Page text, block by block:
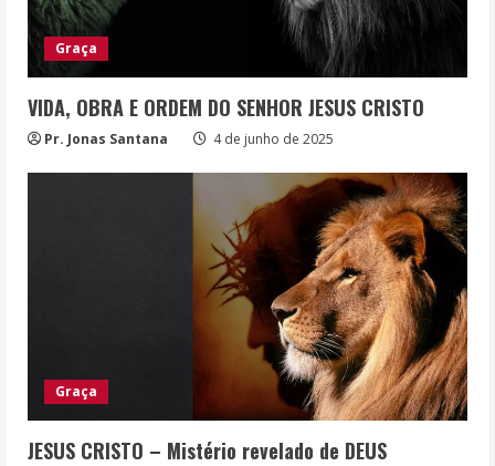
Graça
VIDA, OBRA E ORDEM DO SENHOR JESUS CRISTO
Pr. Jonas Santana 4 de junho de 2025
Graça
JESUS CRISTO – Mistério revelado de DEUS